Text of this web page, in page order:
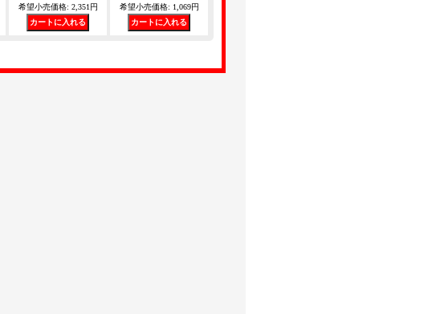
希望小売価格: 2,351円
希望小売価格: 1,069円